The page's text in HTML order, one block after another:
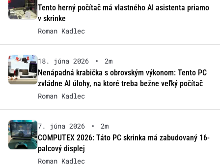
Tento herný počítač má vlastného AI asistenta priamo
v skrinke
Roman Kadlec
18. júna 2026 •
2m
Nenápadná krabička s obrovským výkonom: Tento PC
zvládne AI úlohy, na ktoré treba bežne veľký počítač
Roman Kadlec
7. júna 2026 •
2m
COMPUTEX 2026: Táto PC skrinka má zabudovaný 16-
palcový displej
Roman Kadlec